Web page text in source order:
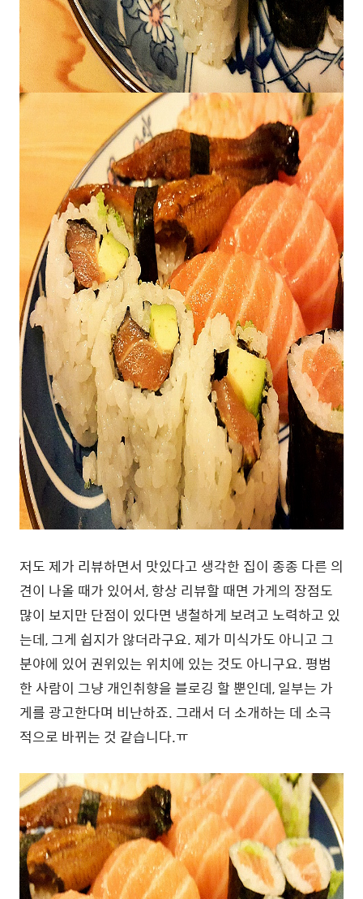
저도 제가 리뷰하면서 맛있다고 생각한 집이 종종 다른 의
견이 나올 때가 있어서, 항상 리뷰할 때면 가게의 장점도
많이 보지만 단점이 있다면 냉철하게 보려고 노력하고 있
는데, 그게 쉽지가 않더라구요. 제가 미식가도 아니고 그
분야에 있어 권위있는 위치에 있는 것도 아니구요. 평범
한 사람이 그냥 개인취향을 블로깅 할 뿐인데, 일부는 가
게를 광고한다며 비난하죠. 그래서 더 소개하는 데 소극
적으로 바뀌는 것 같습니다.ㅠ